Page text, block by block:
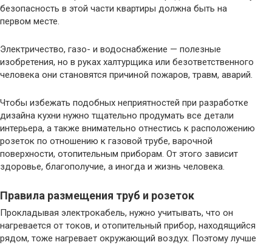
безопасность в этой части квартиры должна быть на
первом месте.
Электричество, газо- и водоснабжение — полезные
изобретения, но в руках халтурщика или безответственного
человека они становятся причиной пожаров, травм, аварий.
Чтобы избежать подобных неприятностей при разработке
дизайна кухни нужно тщательно продумать все детали
интерьера, а также внимательно отнестись к расположению
розеток по отношению к газовой трубе, варочной
поверхности, отопительным приборам. От этого зависит
здоровье, благополучие, а иногда и жизнь человека.
Правила размещения труб и розеток
Прокладывая электрокабель, нужно учитывать, что он
нагревается от токов, и отопительный прибор, находящийся
рядом, тоже нагревает окружающий воздух. Поэтому лучше